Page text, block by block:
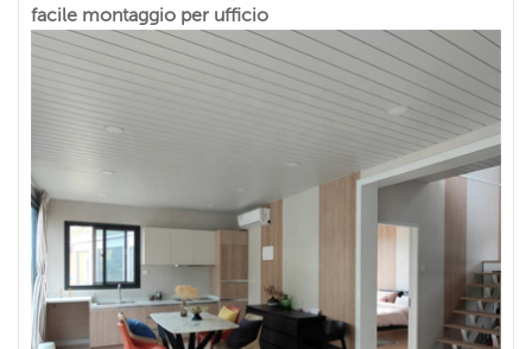
facile montaggio per ufficio